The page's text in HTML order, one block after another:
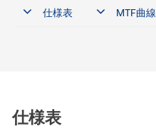
仕様表 MTF曲線
仕様表